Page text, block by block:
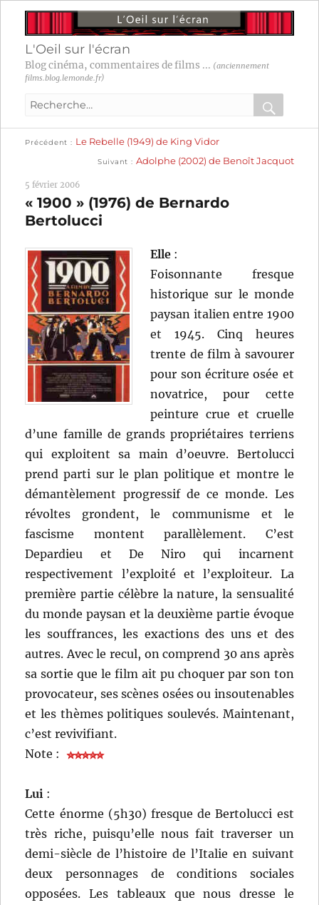
L'Oeil sur l'écran
Blog cinéma, commentaires de films ... (anciennement
films.blog.lemonde.fr)
Recherche
:
OK
Navigation
l’article
Précédent
précédente :
Le Rebelle (1949) de King Vidor
Suivant
suivante :
Adolphe (2002) de Benoît Jacquot
5 février 2006
« 1900 » (1976) de Bernardo
Bertolucci
Elle :
Foisonnante fresque
historique sur le monde
paysan italien entre 1900
et 1945. Cinq heures
trente de film à savourer
pour son écriture osée et
novatrice, pour cette
peinture crue et cruelle
d’une famille de grands propriétaires terriens
qui exploitent sa main d’oeuvre. Bertolucci
prend parti sur le plan politique et montre le
démantèlement progressif de ce monde. Les
révoltes grondent, le communisme et le
fascisme montent parallèlement. C’est
Depardieu et De Niro qui incarnent
respectivement l’exploité et l’exploiteur. La
première partie célèbre la nature, la sensualité
du monde paysan et la deuxième partie évoque
les souffrances, les exactions des uns et des
autres. Avec le recul, on comprend 30 ans après
sa sortie que le film ait pu choquer par son ton
provocateur, ses scènes osées ou insoutenables
et les thèmes politiques soulevés. Maintenant,
c’est revivifiant.
Note :
Lui :
Cette énorme (5h30) fresque de Bertolucci est
très riche, puisqu’elle nous fait traverser un
demi-siècle de l’histoire de l’Italie en suivant
deux personnages de conditions sociales
opposées. Les tableaux que nous dresse le